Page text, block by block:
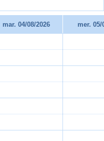
mar. 04/08/2026 mer. 05/